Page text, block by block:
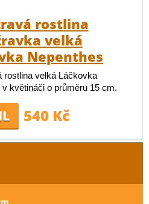
rostlina
velká
Nepenthes
rostlina velká Láčkovka
v květináči o průměru 15 cm.
540 Kč